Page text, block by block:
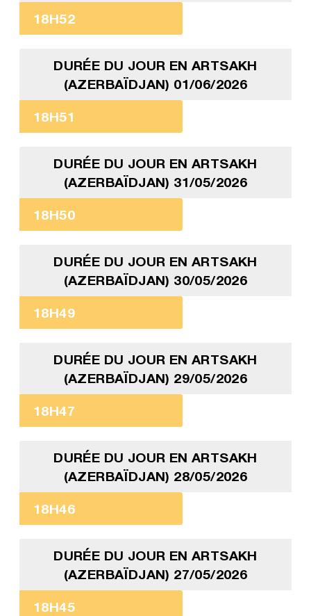
18H52
DURÉE DU JOUR EN ARTSAKH
(AZERBAÏDJAN) 01/06/2026
18H51
DURÉE DU JOUR EN ARTSAKH
(AZERBAÏDJAN) 31/05/2026
18H50
DURÉE DU JOUR EN ARTSAKH
(AZERBAÏDJAN) 30/05/2026
18H49
DURÉE DU JOUR EN ARTSAKH
(AZERBAÏDJAN) 29/05/2026
18H47
DURÉE DU JOUR EN ARTSAKH
(AZERBAÏDJAN) 28/05/2026
18H46
DURÉE DU JOUR EN ARTSAKH
(AZERBAÏDJAN) 27/05/2026
18H45